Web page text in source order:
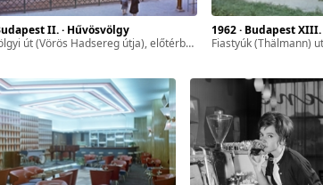
Budapest II. · Hűvösvölgy
Hadsereg útja), előtérben a villamos-végállomás, az út túloldalán az autóbusz-végállomás.
1962 · Budapest XIII.
Fiastyúk (Thälmann) utcai